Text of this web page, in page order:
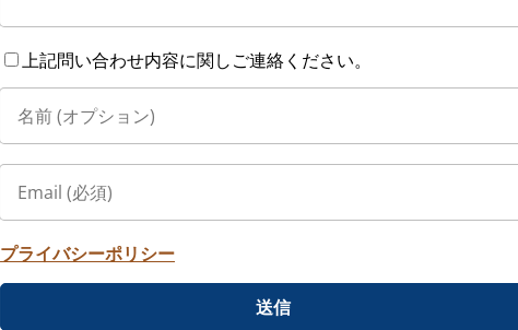
上記問い合わせ内容に関しご連絡ください。
プライバシーポリシー
送信